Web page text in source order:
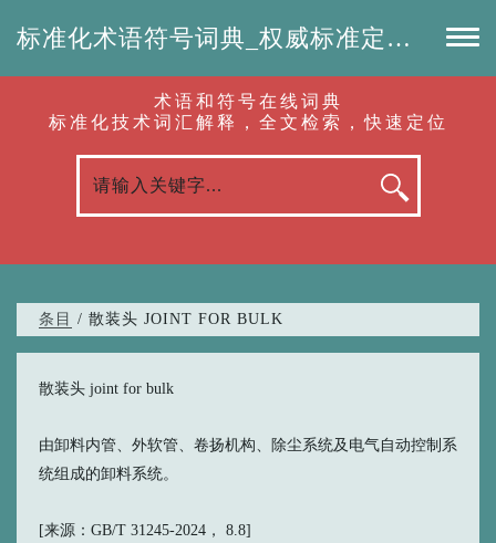
标准化术语符号词典_权威标准定义_专业词汇查询-认准啦（RenZhunLa.com）
术语和符号在线词典
标准化技术词汇解释，全文检索，快速定位
条目 / 散装头 JOINT FOR BULK
散装头 joint for bulk
由卸料内管、外软管、卷扬机构、除尘系统及电气自动控制系
统组成的卸料系统。
[来源：GB/T 31245-2024， 8.8]